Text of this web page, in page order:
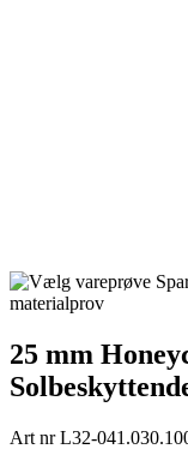
materialprov
25 mm
Art nrL32-